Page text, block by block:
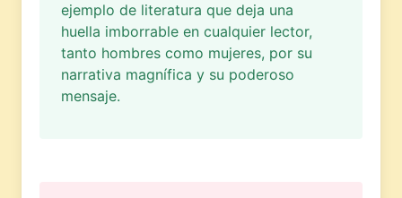
ejemplo de literatura que deja una
huella imborrable en cualquier lector,
tanto hombres como mujeres, por su
narrativa magnífica y su poderoso
mensaje.